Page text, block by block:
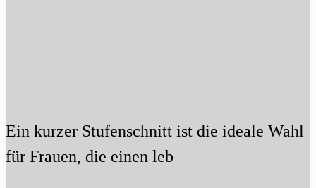
Ein kurzer Stufenschnitt ist die ideale Wahl
für Frauen, die einen leb